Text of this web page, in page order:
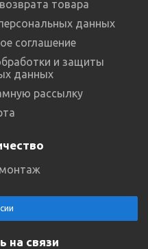
товара
данных
соглашение
и защиты
данных
рассылку
на связи